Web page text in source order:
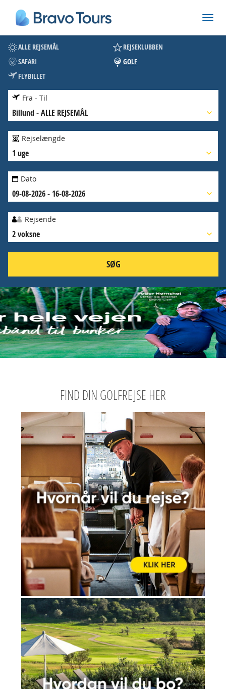
ALLE REJSEMÅL
REJSEKLUBBEN
SAFARI
GOLF
FLYBILLET
Fra - Til
Billund -ALLE REJSEMÅL
Rejselængde
1 uge
Dato
09-08-2026 - 16-08-2026
Rejsende
2 voksne
SØG
FIND DIN GOLFREJSE HER